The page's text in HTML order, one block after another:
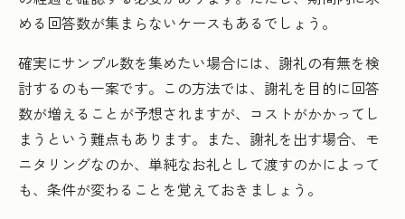
める回答数が集まらないケースもあるでしょう。
確実にサンプル数を集めたい場合には、謝礼の有無を検
討するのも一案です。この方法では、謝礼を目的に回答
数が増えることが予想されますが、コストがかかってし
まうという難点もあります。また、謝礼を出す場合、モ
ニタリングなのか、単純なお礼として渡すのかによって
も、条件が変わることを覚えておきましょう。